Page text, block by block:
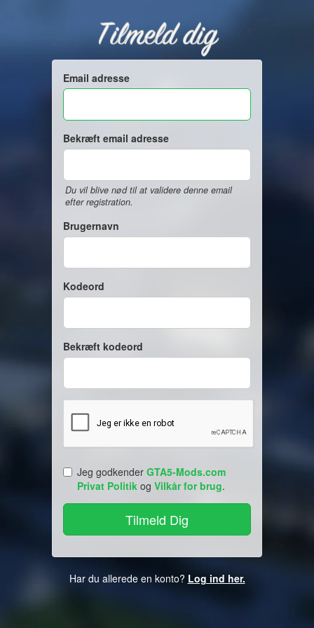
Tilmeld dig
Email adresse
Bekræft email adresse
Du vil blive nød til at validere denne email
efter registration.
Brugernavn
Kodeord
Bekræft kodeord
Jeg godkender GTA5-Mods.com
Privat Politik og Vilkår for brug.
Har du allerede en konto? Log ind her.